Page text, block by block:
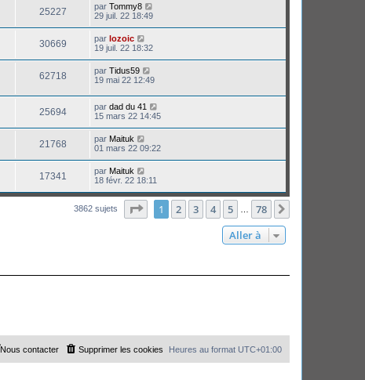
25227 par Tommy8
29 juil. 22 18:49
30669 par lozoic
19 juil. 22 18:32
62718 par Tidus59
19 mai 22 12:49
25694 par dad du 41
15 mars 22 14:45
21768 par Maituk
01 mars 22 09:22
17341 par Maituk
18 févr. 22 18:11
3862 sujets Page sur78
1 2 3 4 5 78
Aller à
Heures au format UTC+01:00
Supprimer les cookies
Nous contacter